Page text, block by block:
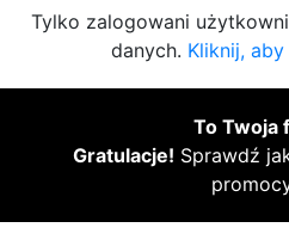
Tylko zalogowani
danych. Kliknij,
To Twoja
Gratulacje! Sprawdź